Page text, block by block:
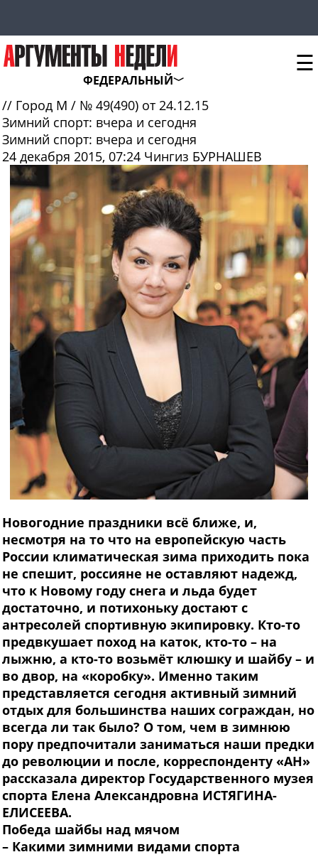
ФЕДЕРАЛЬНЫЙ
☰
// Город М / № 49(490) от 24.12.15
Зимний спорт: вчера и сегодня
Зимний спорт: вчера и сегодня
24 декабря 2015, 07:24 Чингиз БУРНАШЕВ
Новогодние праздники всё ближе, и,
несмотря на то что на европейскую часть
России климатическая зима приходить пока
не спешит, россияне не оставляют надежд,
что к Новому году снега и льда будет
достаточно, и потихоньку достают с
антресолей спортивную экипировку. Кто-то
предвкушает поход на каток, кто-то – на
лыжню, а кто-то возьмёт клюшку и шайбу – и
во двор, на «коробку». Именно таким
представляется сегодня активный зимний
отдых для большинства наших сограждан, но
всегда ли так было? О том, чем в зимнюю
пору предпочитали заниматься наши предки
до революции и после, корреспонденту «АН»
рассказала директор Государственного музея
спорта Елена Александровна ИСТЯГИНА-
ЕЛИСЕЕВА.
Победа шайбы над мячом
– Какими зимними видами спорта